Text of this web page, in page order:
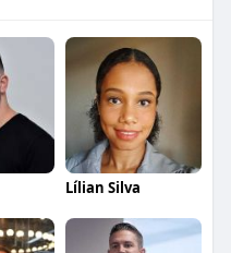
Lílian Silva